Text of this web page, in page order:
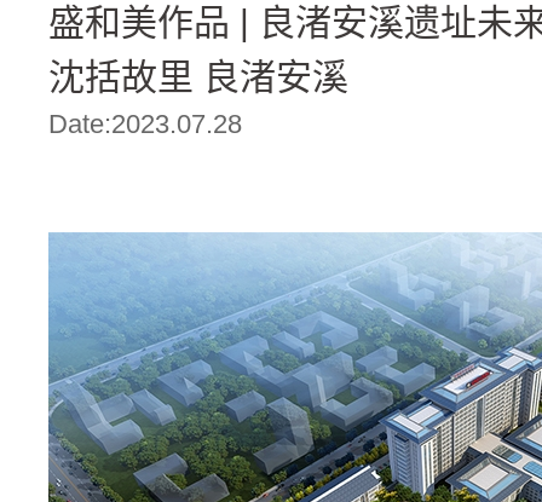
盛和美作品 | 良渚安溪遗址未
沈括故里 良渚安溪
Date:2023.07.28